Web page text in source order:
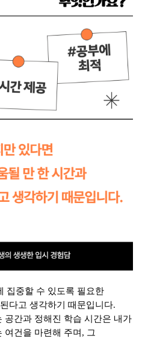
집중할 수 있도록 필요한
다고 생각하기 때문입니다.
공간과 정해진 학습 시간은 내가
여건을 마련해 주며, 그